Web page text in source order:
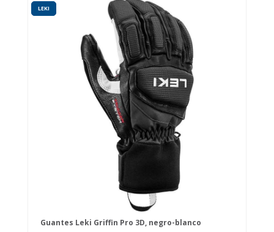
LEKI
Guantes Leki Griffin Pro 3D, negro-blanco